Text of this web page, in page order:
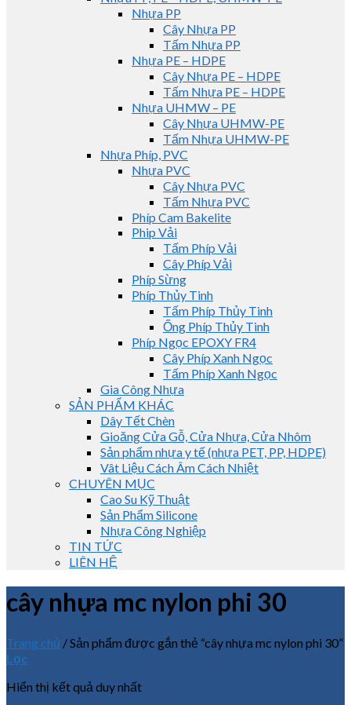
Nhựa PP
Cây Nhựa PP
Tấm Nhựa PP
Nhựa PE – HDPE
Cây Nhựa PE – HDPE
Tấm Nhựa PE – HDPE
Nhựa UHMW – PE
Cây Nhựa UHMW-PE
Tấm Nhựa UHMW-PE
Nhựa Phíp, PVC
Nhựa PVC
Cây Nhựa PVC
Tấm Nhựa PVC
Phíp Cam Bakelite
Phip Vải
Tấm Phíp Vải
Cây Phíp Vải
Phíp Sừng
Phíp Thủy Tinh
Tấm Phíp Thủy Tinh
Ống Phíp Thủy Tinh
Phíp Ngọc EPOXY FR4
Cây Phíp Xanh Ngọc
Tấm Phíp Xanh Ngọc
Gia Công Nhựa
SẢN PHẨM KHÁC
Dây Tết Chèn
Gioăng Cửa Gỗ, Cửa Nhựa, Cửa Nhôm
Sản phẩm nhựa y tế (nhựa PET, PP, HDPE)
Vât Liệu Cách Âm Cách Nhiệt
CHUYÊN MỤC
Cao Su Kỹ Thuật
Sản Phẩm Silicone
Nhựa Công Nghiệp
TIN TỨC
LIÊN HỆ
cây nhựa mc nylon phi 30
Trang chủ /Sản phẩm được gắn thẻ “cây nhựa mc nylon phi 30”
Lọc
Hiển thị kết quả duy nhất